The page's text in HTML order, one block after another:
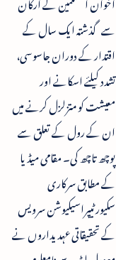
سے گذشتہ ایک سال کے
اقتدار کے دوران جاسوسی،
تشدد کیلئے اسکانے اور
معیشت کو متزلزل کرنے میں
ان کے رول کے تعلق سے
پوچھ تاچھ کی۔ مقامی میڈیا
کے مطابق سرکاری
سکیورٹیپراسیکیوشن سرویس
کے تحقیقاتی عہدیداروں نے